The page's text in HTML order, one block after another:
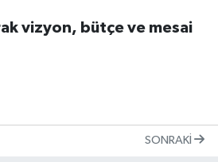
vizyon, bütçe ve mesai
SONRAKI